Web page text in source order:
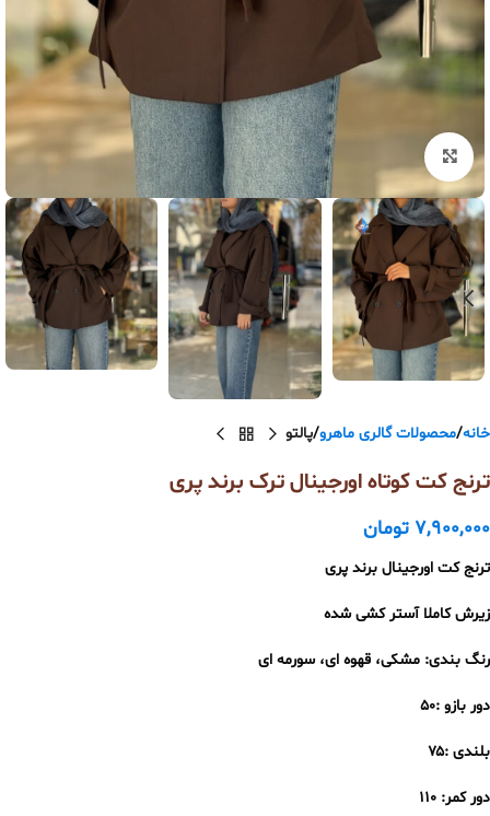
بزرگنمایی تصویر
خانه محصولات گالری ماهرو پالتو
ترنج کت کوتاه اورجینال ترک برند پری
7,900,000 تومان
ترنج کت اورجینال برند پری
زیرش کاملا آستر کشی شده
رنگ بندی: مشکی، قهوه ای، سورمه ای
دور بازو :۵۰
بلندی :۷۵
دور کمر: ۱۱۰